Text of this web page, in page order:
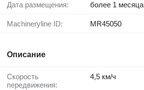
Дата размещения: более 1 месяца
Machineryline ID: MR45050
Описание
Скорость
передвижения:
4,5 км/ч